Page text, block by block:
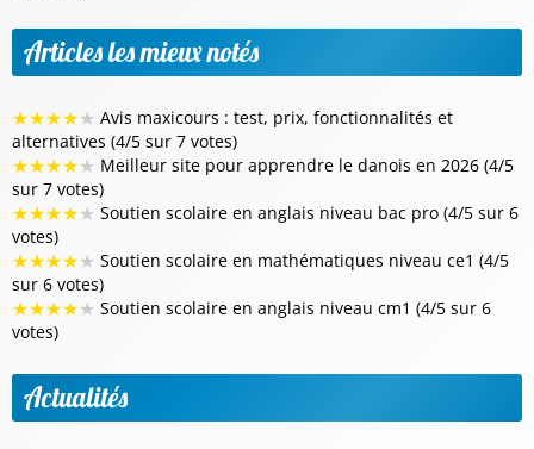
Articles les mieux notés
★★★★★ Avis maxicours : test, prix, fonctionnalités et
alternatives (4/5 sur 7 votes)
★★★★★ Meilleur site pour apprendre le danois en 2026 (4/5
sur 7 votes)
★★★★★ Soutien scolaire en anglais niveau bac pro (4/5 sur 6
votes)
★★★★★ Soutien scolaire en mathématiques niveau ce1 (4/5
sur 6 votes)
★★★★★ Soutien scolaire en anglais niveau cm1 (4/5 sur 6
votes)
Actualités